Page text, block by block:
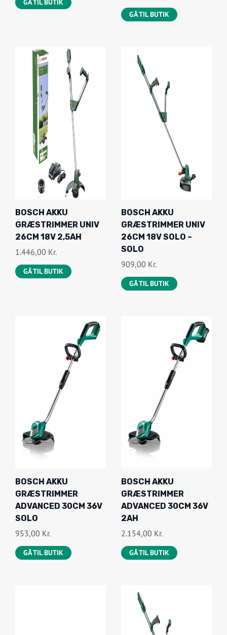
GÅ TIL BUTIK
BOSCH AKKU
GRÆSTRIMMER UNIV
26CM 18V 2,5AH
1.446,00 Kr.
GÅ TIL BUTIK
BOSCH AKKU
GRÆSTRIMMER UNIV
26CM 18V SOLO –
SOLO
909,00 Kr.
GÅ TIL BUTIK
BOSCH AKKU
GRÆSTRIMMER
ADVANCED 30CM 36V
SOLO
953,00 Kr.
GÅ TIL BUTIK
BOSCH AKKU
GRÆSTRIMMER
ADVANCED 30CM 36V
2AH
2.154,00 Kr.
GÅ TIL BUTIK